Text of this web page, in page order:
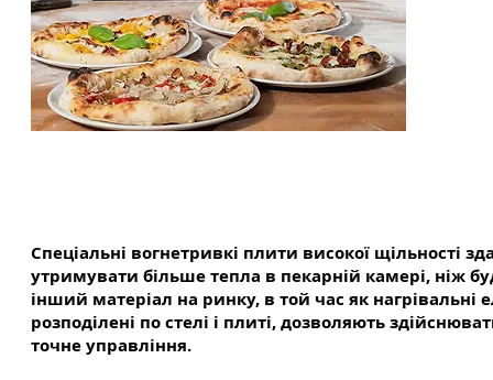
Спеціальні вогнетривкі плити високої щільності
утримувати більше тепла в пекарній камері, ніж
інший матеріал на ринку, в той час як нагрівальні
розподілені по стелі і плиті, дозволяють
точне управління.